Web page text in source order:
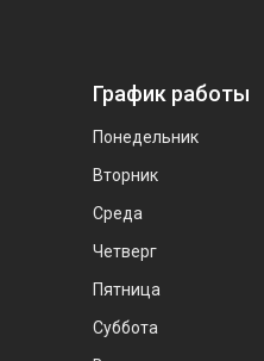
График работы
Понедельник
Вторник
Среда
Четверг
Пятница
Суббота